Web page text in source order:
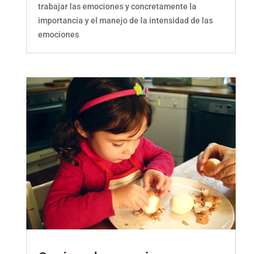
trabajar las emociones y concretamente la
importancia y el manejo de la intensidad de las
emociones